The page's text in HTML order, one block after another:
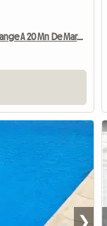
Chambre Lit 140 Proche Avignon Orange A 20 Mn De Marcoule
❯